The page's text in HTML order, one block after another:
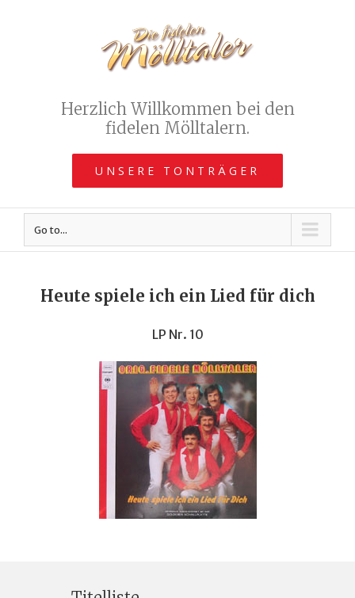
Herzlich Willkommen bei den
fidelen Mölltalern.
UNSERE TONTRÄGER
Go to...
Heute spiele ich ein Lied für dich
LP Nr. 10